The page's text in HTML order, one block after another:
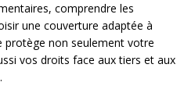
comprendre les
une couverture adaptée à
protège non seulement votre
vos droits face aux tiers et aux